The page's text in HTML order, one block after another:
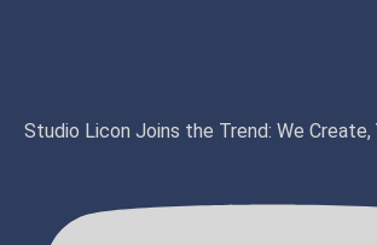
Studio Licon Joins the Trend: We Create,